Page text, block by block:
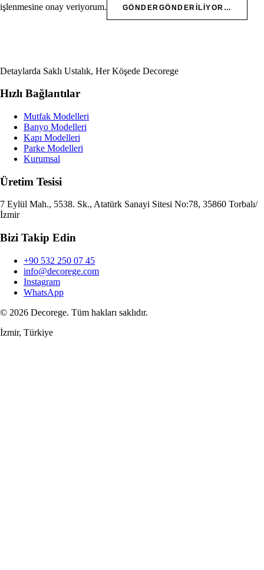
işlenmesine onay veriyorum. GÖNDER GÖNDERILIYOR…
Detaylarda Saklı Ustalık, Her Köşede Decorege
Hızlı Bağlantılar
Mutfak Modelleri
Banyo Modelleri
Kapı Modelleri
Parke Modelleri
Kurumsal
Üretim Tesisi
7 Eylül Mah., 5538. Sk., Atatürk Sanayi Sitesi No:78, 35860 Torbalı/
İzmir
Bizi Takip Edin
+90 532 250 07 45
info@decorege.com
Instagram
WhatsApp
© 2026 Decorege. Tüm hakları saklıdır.
İzmir, Türkiye